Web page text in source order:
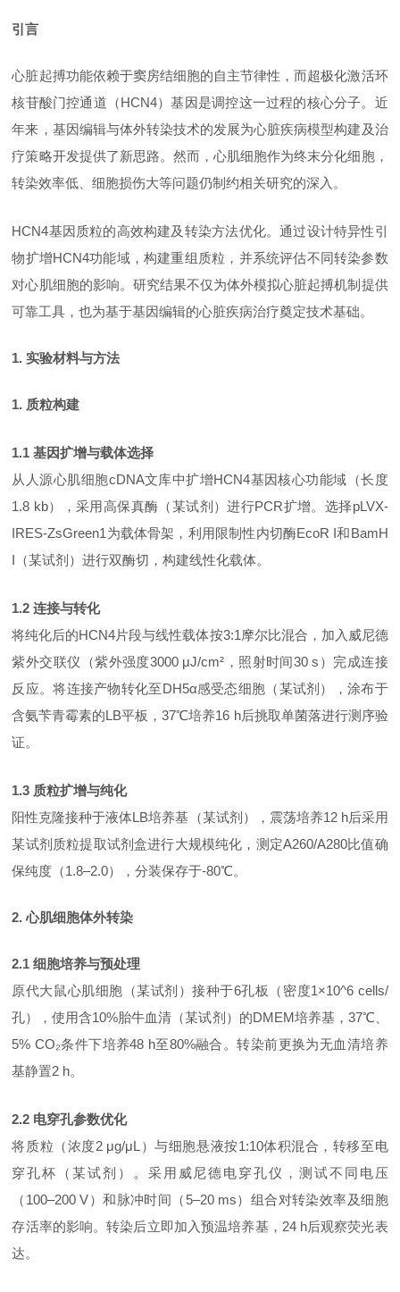
引言
心脏起搏功能依赖于窦房结细胞的自主节律性，而超极化激活环
核苷酸门控通道（HCN4）基因是调控这一过程的核心分子。近
年来，基因编辑与体外转染技术的发展为心脏疾病模型构建及治
疗策略开发提供了新思路。然而，心肌细胞作为终末分化细胞，
转染效率低、细胞损伤大等问题仍制约相关研究的深入。
HCN4基因质粒的高效构建及转染方法优化。通过设计特异性引
物扩增HCN4功能域，构建重组质粒，并系统评估不同转染参数
对心肌细胞的影响。研究结果不仅为体外模拟心脏起搏机制提供
可靠工具，也为基于基因编辑的心脏疾病治疗奠定技术基础。
1. 实验材料与方法
1. 质粒构建
1.1 基因扩增与载体选择
从人源心肌细胞cDNA文库中扩增HCN4基因核心功能域（长度
1.8 kb），采用高保真酶（某试剂）进行PCR扩增。选择pLVX-
IRES-ZsGreen1为载体骨架，利用限制性内切酶EcoR I和BamH
I（某试剂）进行双酶切，构建线性化载体。
1.2 连接与转化
将纯化后的HCN4片段与线性载体按3:1摩尔比混合，加入威尼德
紫外交联仪（紫外强度3000 μJ/cm²，照射时间30 s）完成连接
反应。将连接产物转化至DH5α感受态细胞（某试剂），涂布于
含氨苄青霉素的LB平板，37℃培养16 h后挑取单菌落进行测序验
证。
1.3 质粒扩增与纯化
阳性克隆接种于液体LB培养基（某试剂），震荡培养12 h后采用
某试剂质粒提取试剂盒进行大规模纯化，测定A260/A280比值确
保纯度（1.8–2.0），分装保存于-80℃。
2. 心肌细胞体外转染
2.1 细胞培养与预处理
原代大鼠心肌细胞（某试剂）接种于6孔板（密度1×10^6 cells/
孔），使用含10%胎牛血清（某试剂）的DMEM培养基，37℃、
5% CO₂条件下培养48 h至80%融合。转染前更换为无血清培养
基静置2 h。
2.2 电穿孔参数优化
将质粒（浓度2 μg/μL）与细胞悬液按1:10体积混合，转移至电
穿孔杯（某试剂）。采用威尼德电穿孔仪，测试不同电压
（100–200 V）和脉冲时间（5–20 ms）组合对转染效率及细胞
存活率的影响。转染后立即加入预温培养基，24 h后观察荧光表
达。